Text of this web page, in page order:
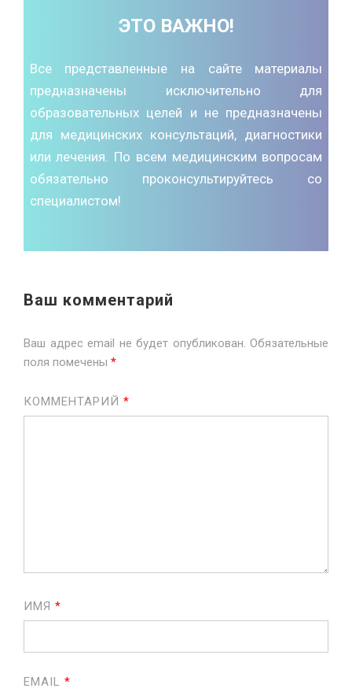
ЭТО ВАЖНО!
Все представленные на сайте материалы
предназначены исключительно для
образовательных целей и не предназначены
для медицинских консультаций, диагностики
или лечения. По всем медицинским вопросам
обязательно проконсультируйтесь со
специалистом!
Ваш комментарий
Ваш адрес email не будет опубликован. Обязательные
поля помечены *
КОММЕНТАРИЙ *
ИМЯ *
EMAIL *